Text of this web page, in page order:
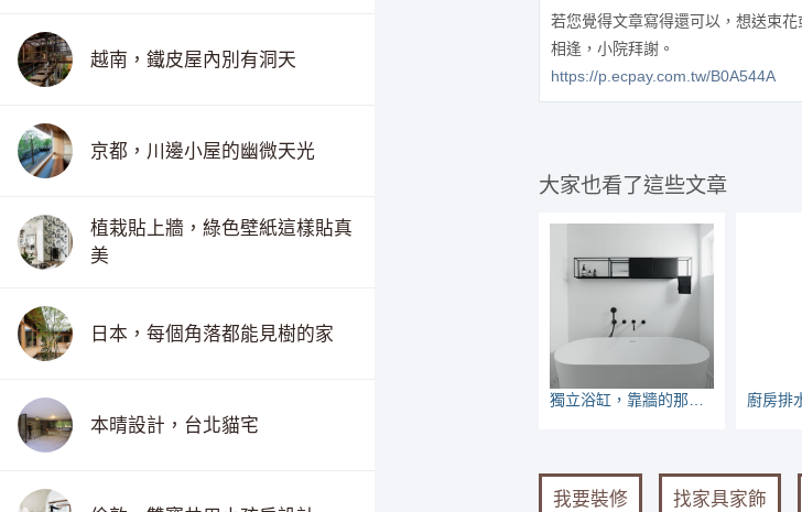
越南，鐵皮屋內別有洞天
京都，川邊小屋的幽微天光
植栽貼上牆，綠色壁紙這樣貼真
美
日本，每個角落都能見樹的家
本晴設計，台北貓宅
若您覺得文章寫得還可以，想送束
相逢，小院拜謝。
https://p.ecpay.com.tw/B0A544A
大家也看了這些文章
我要裝修 找家具家飾